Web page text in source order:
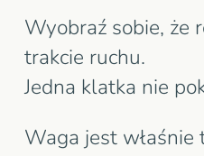
Wyobraź sobie, że
trakcie ruchu.
Jedna klatka nie
Waga jest właśnie